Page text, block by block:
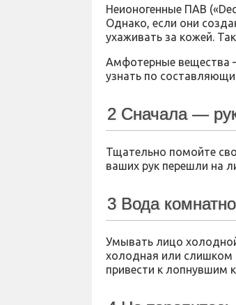
Неионогенные ПАВ
Однако, если они
ухаживать за кожей.
Амфотерные вещества
узнать по
2 Сначала —
Тщательно помойте
ваших рук перешли на
3 Вода
Умывать лицо
холодная или слишком
привести к лопнувшим